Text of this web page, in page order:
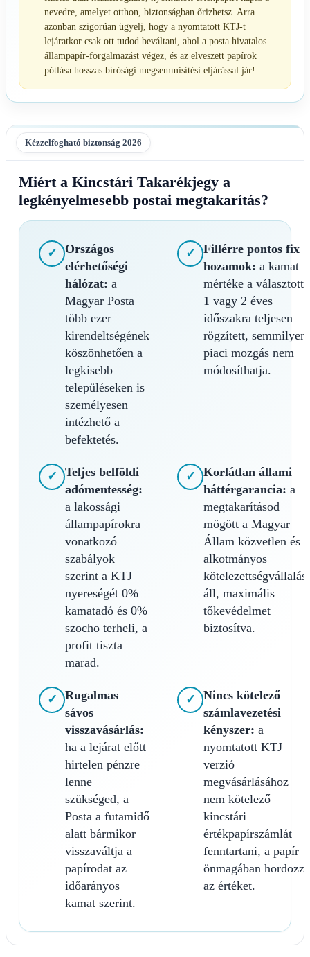
nevedre, amelyet otthon, biztonságban őrizhetsz. Arra
azonban szigorúan ügyelj, hogy a nyomtatott KTJ-t
lejáratkor csak ott tudod beváltani, ahol a posta hivatalos
állampapír-forgalmazást végez, és az elveszett papírok
pótlása hosszas bírósági megsemmisítési eljárással jár!
Kézzelfogható biztonság 2026
Miért a Kincstári Takarékjegy a
legkényelmesebb postai megtakarítás?
✓
Országos
elérhetőségi
hálózat: a
Magyar Posta
több ezer
kirendeltségének
köszönhetően a
legkisebb
településeken is
személyesen
intézhető a
befektetés.
✓
Fillérre pontos fix
hozamok: a kamat
mértéke a választott
1 vagy 2 éves
időszakra teljesen
rögzített, semmilyen
piaci mozgás nem
módosíthatja.
✓
Teljes belföldi
adómentesség:
a lakossági
állampapírokra
vonatkozó
szabályok
szerint a KTJ
nyereségét 0%
kamatadó és 0%
szocho terheli, a
profit tiszta
marad.
✓
Korlátlan állami
háttérgarancia: a
megtakarításod
mögött a Magyar
Állam közvetlen és
alkotmányos
áll, maximális
tőkevédelmet
biztosítva.
✓
Rugalmas
sávos
visszavásárlás:
ha a lejárat előtt
hirtelen pénzre
lenne
szükséged, a
Posta a futamidő
alatt bármikor
visszaváltja a
papírodat az
időarányos
kamat szerint.
✓
Nincs kötelező
számlavezetési
kényszer: a
nyomtatott KTJ
verzió
megvásárlásához
nem kötelező
kincstári
értékpapírszámlát
fenntartani, a papír
önmagában hordozza
az értéket.